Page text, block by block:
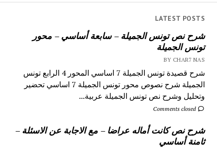
LATEST POSTS
شرح نص تونس الجميلة – سابعة أساسي – محور
تونس الجميلة
BY CHAR7 NAS
شرح قصيدة تونس الجميلة 7 اساسي المحور 4 الرابع تونس
الجميلة شرح نصوص محور تونس الجميلة 7 اساسي تحضير
وتحليل وشرح نص تونس الجميلة عربية...
Comments closed
شرح نص كانت أماله عراضا – مع الاجابة عن الاسئلة –
ثامنة أساسي